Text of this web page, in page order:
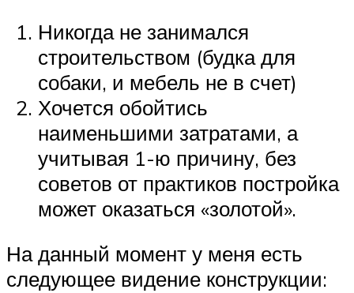
Никогда не занимался
строительством (будка для
собаки, и мебель не в счет)
Хочется обойтись
наименьшими затратами, а
учитывая 1-ю причину, без
советов от практиков постройка
может оказаться «золотой».
На данный момент у меня есть
следующее видение конструкции: